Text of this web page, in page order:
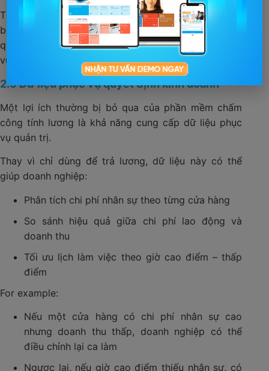
Theo nhiều báo cáo về trải nghiệm nhân viên, minh
bạch về lương thưởng là một trong những yếu tố
quan trọng giúp giữ chân nhân sự trong ngành dịch
vụ – bán lẻ.
2.5 Dữ liệu phục vụ quyết định kinh doanh
Một lợi ích thường bị bỏ qua của phần mềm chấm
công tính lương là khả năng cung cấp dữ liệu phục
vụ quản trị.
Thay vì chỉ dùng để trả lương, dữ liệu này có thể
giúp doanh nghiệp:
Phân tích chi phí nhân sự theo từng cửa hàng
So sánh hiệu quả giữa chi phí lao động và
doanh thu
Tối ưu lịch làm việc theo giờ cao điểm – thấp
điểm
For example:
Nếu một cửa hàng có chi phí nhân sự cao
nhưng doanh thu thấp, doanh nghiệp có thể
điều chỉnh lại ca làm
Ngược lại, nếu giờ cao điểm thiếu nhân sự, có